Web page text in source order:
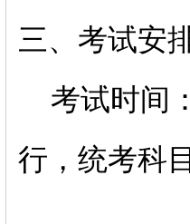
三、考试安
考试时间
行，统考科